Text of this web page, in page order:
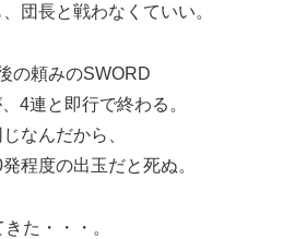
団長と戦わなくていい。
の頼みのSWORD
4連と即行で終わる。
なんだから、
程度の出玉だと死ぬ。
た・・・。